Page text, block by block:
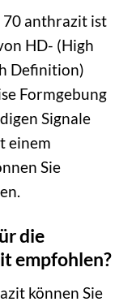
70 anthrazit ist
HD- (High
Definition)
Formgebung
Signale
einem
Sie
die
empfohlen?
können Sie